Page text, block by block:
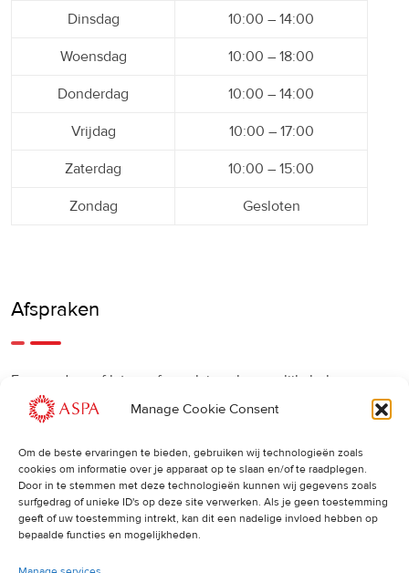
Manage Cookie Consent
Om de beste ervaringen te bieden, gebruiken wij technologieën zoals
cookies om informatie over je apparaat op te slaan en/of te raadplegen.
Door in te stemmen met deze technologieën kunnen wij gegevens zoals
surfgedrag of unieke ID's op deze site verwerken. Als je geen toestemming
geeft of uw toestemming intrekt, kan dit een nadelige invloed hebben op
bepaalde functies en mogelijkheden.
Dinsdag 10:00 – 14:00
Woensdag 10:00 – 18:00
Donderdag 10:00 – 14:00
Vrijdag 10:00 – 17:00
Zaterdag 10:00 – 15:00
Zondag Gesloten
Afspraken
Een eerdere of latere afspraak is ook mogelijk, bel ons
gerust.
Cancellations:
Indien u een afspraak wilt wijzigen of annuleren, vragen wij
u dit 24 uur van tevoren door te geven. Anders worden de